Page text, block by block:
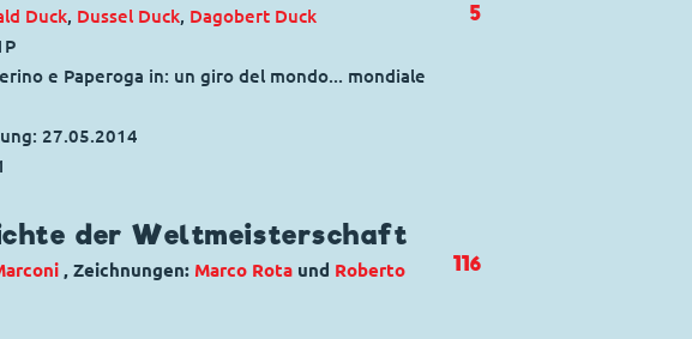
Duck, Dussel Duck, Dagobert Duck
e Paperoga in: un giro del mondo... mondiale
27.05.2014
5
der Weltmeisterschaft
, Zeichnungen: Marco Rotaund Roberto
116